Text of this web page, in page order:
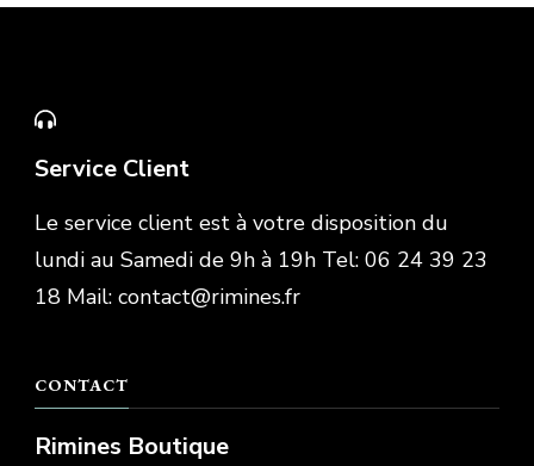
Service Client
Le service client est à votre disposition du
lundi au Samedi de 9h à 19h Tel: 06 24 39 23
18 Mail: contact@rimines.fr
CONTACT
Rimines Boutique